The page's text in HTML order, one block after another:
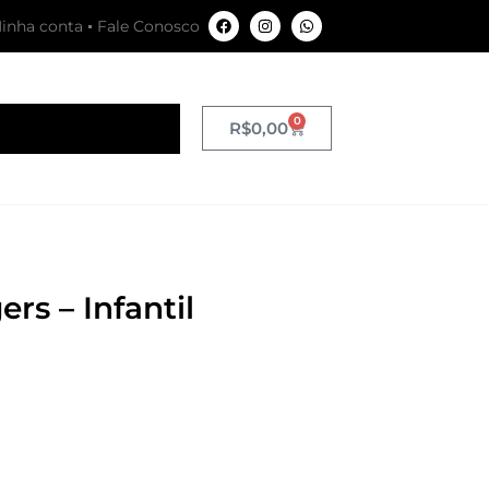
conta Fale Conosco
R$0,00 0
– Infantil